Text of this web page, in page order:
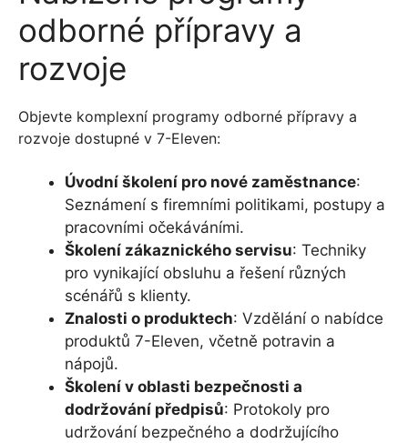
odborné přípravy a
rozvoje
Objevte komplexní programy odborné přípravy a
rozvoje dostupné v 7-Eleven:
Úvodní školení pro nové zaměstnance:
Seznámení s firemními politikami, postupy a
pracovními očekáváními.
Školení zákaznického servisu: Techniky
pro vynikající obsluhu a řešení různých
scénářů s klienty.
Znalosti o produktech: Vzdělání o nabídce
produktů 7-Eleven, včetně potravin a
nápojů.
Školení v oblasti bezpečnosti a
dodržování předpisů: Protokoly pro
udržování bezpečného a dodržujícího